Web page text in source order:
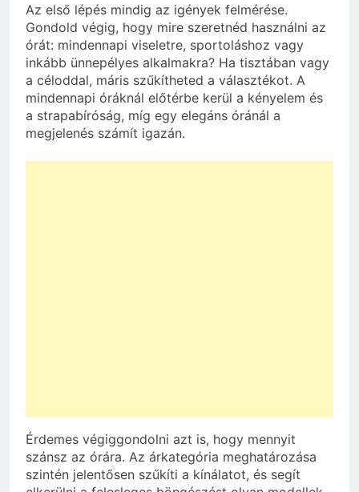
Az első lépés mindig az igények felmérése.
Gondold végig, hogy mire szeretnéd használni az
órát: mindennapi viseletre, sportoláshoz vagy
inkább ünnepélyes alkalmakra? Ha tisztában vagy
a céloddal, máris szűkítheted a választékot. A
mindennapi óráknál előtérbe kerül a kényelem és
a strapabíróság, míg egy elegáns óránál a
megjelenés számít igazán.
Érdemes végiggondolni azt is, hogy mennyit
szánsz az órára. Az árkategória meghatározása
szintén jelentősen szűkíti a kínálatot, és segít